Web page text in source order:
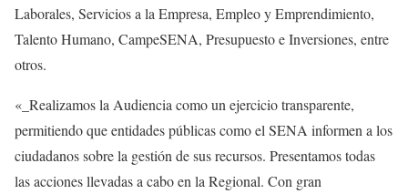
Laborales, Servicios a la Empresa, Empleo y Emprendimiento,
Talento Humano, CampeSENA, Presupuesto e Inversiones, entre
otros.
«_Realizamos la Audiencia como un ejercicio transparente,
permitiendo que entidades públicas como el SENA informen a los
ciudadanos sobre la gestión de sus recursos. Presentamos todas
las acciones llevadas a cabo en la Regional. Con gran